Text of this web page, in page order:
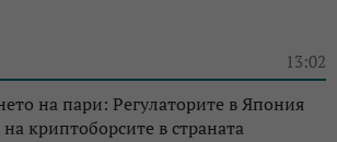
13:02
на пари: Регулаторите в Япония
криптоборсите в страната